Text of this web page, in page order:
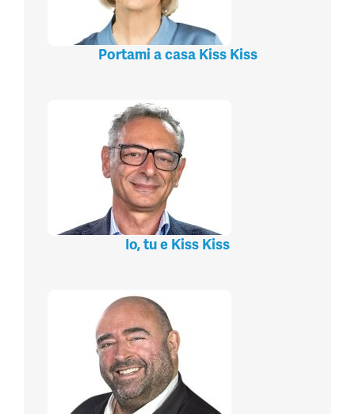
Portami a casa Kiss Kiss
Io, tu e Kiss Kiss